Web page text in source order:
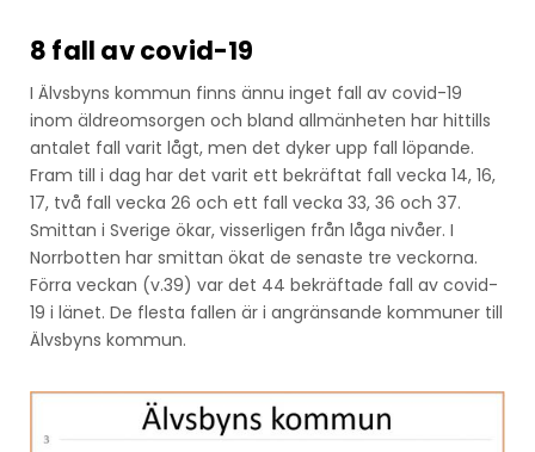
8 fall av covid-19
I Älvsbyns kommun finns ännu inget fall av covid-19
inom äldreomsorgen och bland allmänheten har hittills
antalet fall varit lågt, men det dyker upp fall löpande.
Fram till i dag har det varit ett bekräftat fall vecka 14, 16,
17, två fall vecka 26 och ett fall vecka 33, 36 och 37.
Smittan i Sverige ökar, visserligen från låga nivåer. I
Norrbotten har smittan ökat de senaste tre veckorna.
Förra veckan (v.39) var det 44 bekräftade fall av covid-
19 i länet. De flesta fallen är i angränsande kommuner till
Älvsbyns kommun.